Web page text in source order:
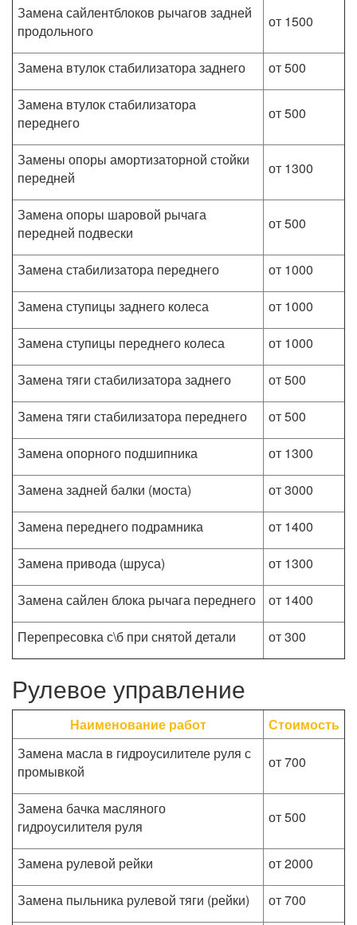
Замена сайлентблоков рычагов задней
продольного
от 1500
Замена втулок стабилизатора заднего
от 500
Замена втулок стабилизатора
переднего
от 500
Замены опоры амортизаторной стойки
передней
от 1300
Замена опоры шаровой рычага
передней подвески
от 500
Замена стабилизатора переднего
от 1000
Замена ступицы заднего колеса
от 1000
Замена ступицы переднего колеса
от 1000
Замена тяги стабилизатора заднего
от 500
Замена тяги стабилизатора переднего
от 500
Замена опорного подшипника
от 1300
Замена задней балки (моста)
от 3000
Замена переднего подрамника
от 1400
Замена привода (шруса)
от 1300
Замена сайлен блока рычага переднего
от 1400
Перепресовка с\б при снятой детали
от 300
Рулевое управление
Наименование работ
Стоимость
Замена масла в гидроусилителе руля с
промывкой
от 700
Замена бачка масляного
гидроусилителя руля
от 500
Замена рулевой рейки
от 2000
Замена пыльника рулевой тяги (рейки)
от 700